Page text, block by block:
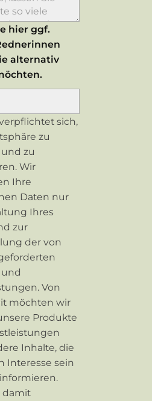
hier ggf.
alternativ
verpflichtet sich,
zu
zu
Wir
Ihre
Daten nur
Ihres
zur
der von
Von
möchten wir
Produkte
Inhalte, die
Interesse sein
damit